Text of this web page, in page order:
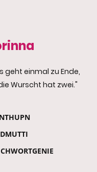
geht einmal zu Ende,
Wurscht hat zwei."